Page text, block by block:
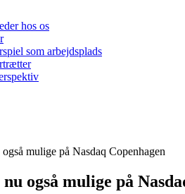
hos os
som arbejdsplads
mulige på Nasdaq Copenhagen
også mulige på